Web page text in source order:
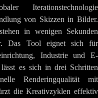
Iterationstechnologie
von Skizzen in Bilder.
in wenigen Sekunden
Das Tool eignet sich für
Industrie und E-
es sich in drei Schritten
Renderingqualität mit
die Kreativzyklen effektiv